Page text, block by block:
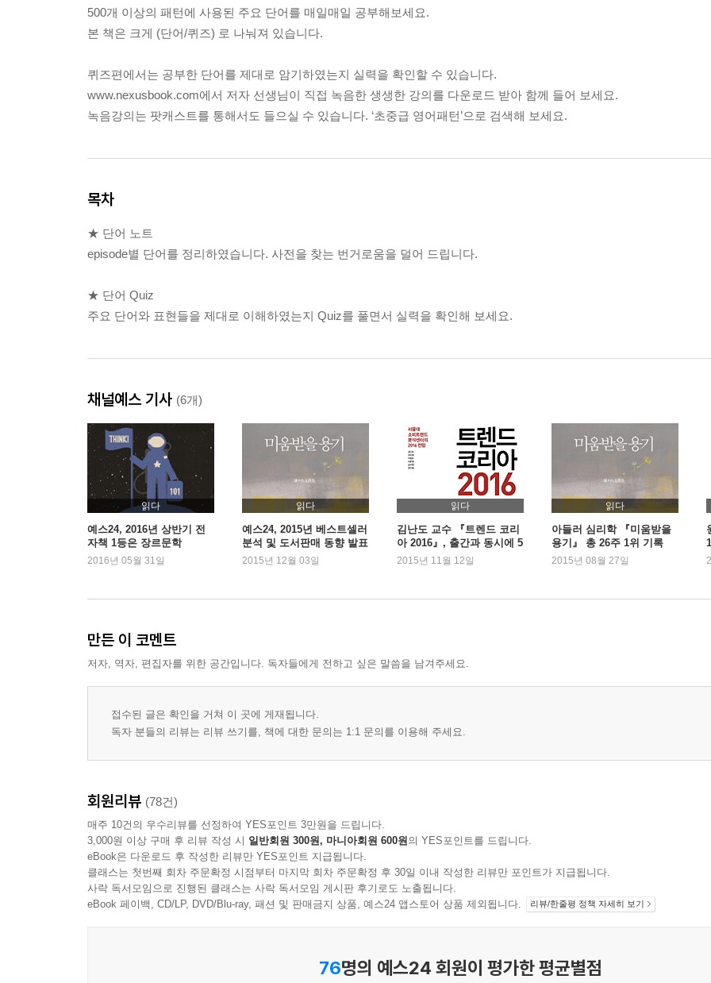
500개 이상의 패턴에 사용된 주요 단어를 매일매일 공부해보세요.
본 책은 크게 (단어/퀴즈) 로 나눠져 있습니다.
퀴즈편에서는 공부한 단어를 제대로 암기하였는지 실력을 확인할 수 있습니다.
www.nexusbook.com에서 저자 선생님이 직접 녹음한 생생한 강의를 다운로드 받아 함께 들어 보세요.
녹음강의는 팟캐스트를 통해서도 들으실 수 있습니다. ‘초중급 영어패턴’으로 검색해 보세요.
목차
★ 단어 노트
episode별 단어를 정리하였습니다. 사전을 찾는 번거로움을 덜어 드립니다.
★ 단어 Quiz
주요 단어와 표현들을 제대로 이해하였는지 Quiz를 풀면서 실력을 확인해 보세요.
채널예스 기사 (6개)
읽다
예스24, 2016년 상반기 전
자책 1등은 장르문학
2016년 05월 31일
읽다
예스24, 2015년 베스트셀러
분석 및 도서판매 동향 발표
2015년 12월 03일
읽다
김난도 교수 『트렌드 코리
아 2016』, 출간과 동시에 5
위
2015년 11월 12일
읽다
아들러 심리학 『미움받을
용기』 총 26주 1위 기록
2015년 08월 27일
만든 이 코멘트
저자, 역자, 편집자를 위한 공간입니다. 독자들에게 전하고 싶은 말씀을 남겨주세요.
접수된 글은 확인을 거쳐 이 곳에 게재됩니다.
독자 분들의 리뷰는 리뷰 쓰기를, 책에 대한 문의는 1:1 문의를 이용해 주세요.
회원리뷰 (78건)
매주 10건의 우수리뷰를 선정하여 YES포인트 3만원을 드립니다.
3,000원 이상 구매 후 리뷰 작성 시 일반회원 300원, 마니아회원 600원의 YES포인트를 드립니다.
eBook은 다운로드 후 작성한 리뷰만 YES포인트 지급됩니다.
클래스는 첫번째 회차 주문확정 시점부터 마지막 회차 주문확정 후 30일 이내 작성한 리뷰만 포인트가 지급됩니다.
사락 독서모임으로 진행된 클래스는 사락 독서모임 게시판 후기로도 노출됩니다.
eBook 페이백, CD/LP, DVD/Blu-ray, 패션 및 판매금지 상품, 예스24 앱스토어 상품 제외됩니다.
리뷰/한줄평 정책 자세히 보기
76명의 예스24 회원이 평가한 평균별점